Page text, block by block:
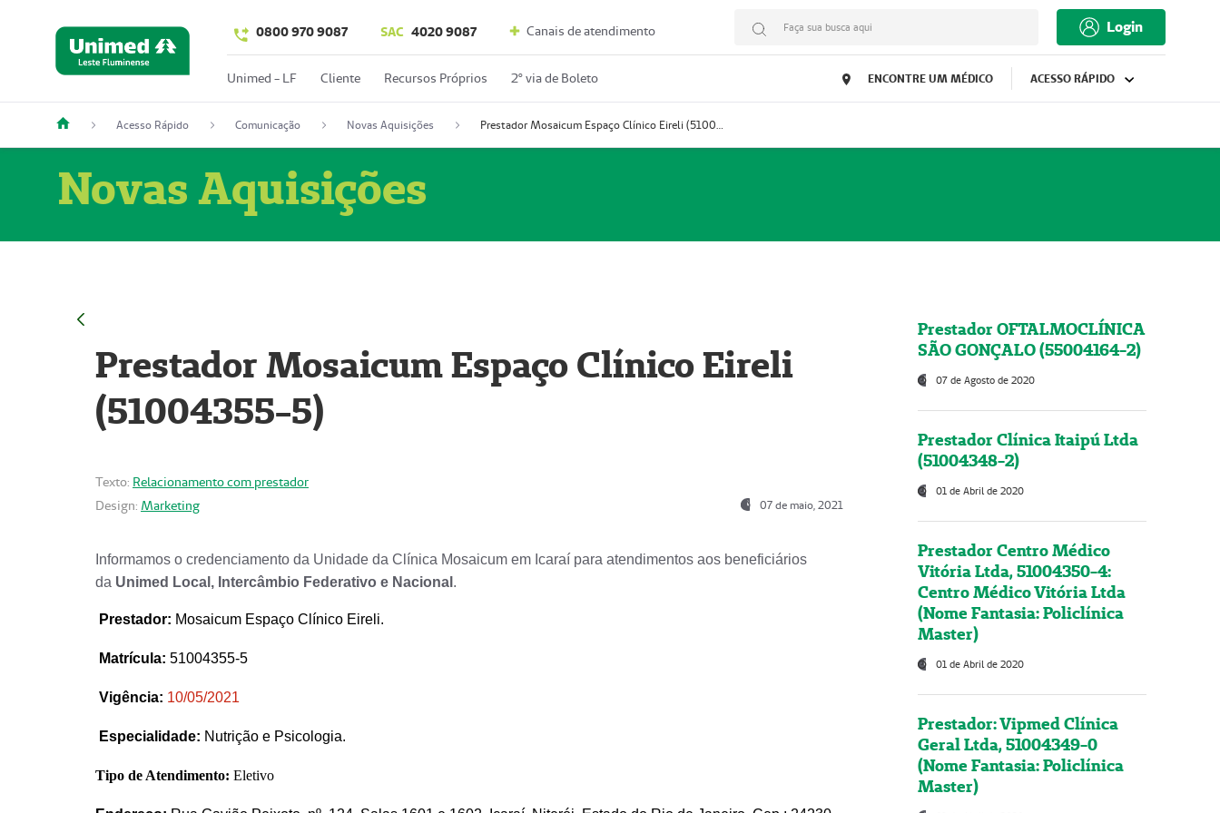
0800 970 9087 SAC 4020 9087 Canais de atendimento Faça sua busca aqui Login
Unimed - LF Cliente Recursos Próprios 2º via de Boleto ENCONTRE UM MÉDICO ACESSO RÁPIDO
Acesso Rápido Comunicação Novas Aquisições Prestador Mosaicum Espaço Clínico Eireli (51004355-5)
Novas Aquisições
Prestador Mosaicum Espaço Clínico Eireli
(51004355-5)
Texto: Relacionamento com prestador
Design: Marketing 07 de maio, 2021
Informamos o credenciamento da Unidade da Clínica Mosaicum em Icaraí para atendimentos aos beneficiários
da Unimed Local, Intercâmbio Federativo e Nacional .
Prestador: Mosaicum Espaço Clínico Eireli.
Matrícula: 51004355-5
Vigência: 10/05/2021
Especialidade: Nutrição e Psicologia.
Tipo de Atendimento: Eletivo
Prestador OFTALMOCLÍNICA
SÃO GONÇALO (55004164-2)
07 de Agosto de 2020
Prestador Clínica Itaipú Ltda
(51004348-2)
01 de Abril de 2020
Prestador Centro Médico
Vitória Ltda, 51004350-4:
Centro Médico Vitória Ltda
(Nome Fantasia: Policlínica
Master)
01 de Abril de 2020
Prestador: Vipmed Clínica
Geral Ltda, 51004349-0
(Nome Fantasia: Policlínica
Master)